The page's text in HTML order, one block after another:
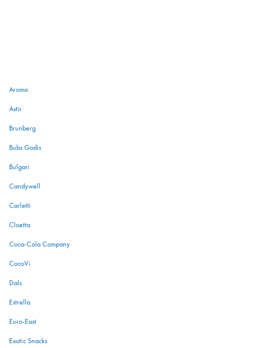
Aroma
Astir
Brunberg
Bubs Godis
Bulgari
Candywell
Carletti
Cloetta
Coca-Cola Company
CocoVi
Dals
Estrella
Euro-East
Exotic Snacks